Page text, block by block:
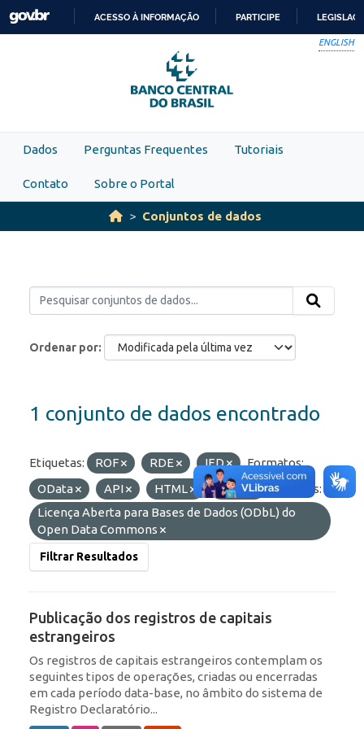
Skip to main content
PARA
O
CONTEÚDO
ACESSO À INFORMAÇÃO PARTICIPE
ENGLISH
Dados Perguntas Frequentes Tutoriais
Contato Sobre o Portal
Conjuntos de dados
Ordenar por
1 conjunto de dados encontrado
Etiquetas: ROF RDE IED
Formatos:
OData
API HTML JSON
Licenças:
Licença Aberta para Bases de Dados (ODbL) do
Open Data Commons
Filtrar Resultados
Publicação dos registros de capitais
estrangeiros
Os registros de capitais estrangeiros contemplam os
seguintes tipos de operações, criadas ou encerradas
em cada período data-base, no âmbito do sistema de
Registro Declaratório...